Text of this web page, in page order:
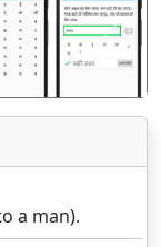
अगला
a man).